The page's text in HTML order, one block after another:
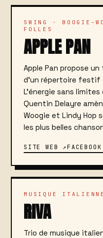
SWING · BOOGIE-
FOLLES
APPLE PAN
Apple Pan propose
d'un répertoire festif
L'énergie sans
Quentin Delayre
Woogie et Lindy Hop
les plus belles
SITE WEB ↗
MUSIQUE
RIVA
Trio de musique